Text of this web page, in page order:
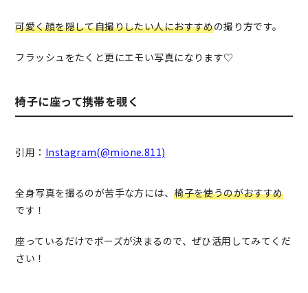
可愛く顔を隠して自撮りしたい人におすすめの撮り方です。
フラッシュをたくと更にエモい写真になります♡
椅子に座って携帯を覗く
引用： Instagram(@mione.811)
全身写真を撮るのが苦手な方には、椅子を使うのがおすすめ
です！
座っているだけでポーズが決まるので、ぜひ活用してみてくだ
さい！